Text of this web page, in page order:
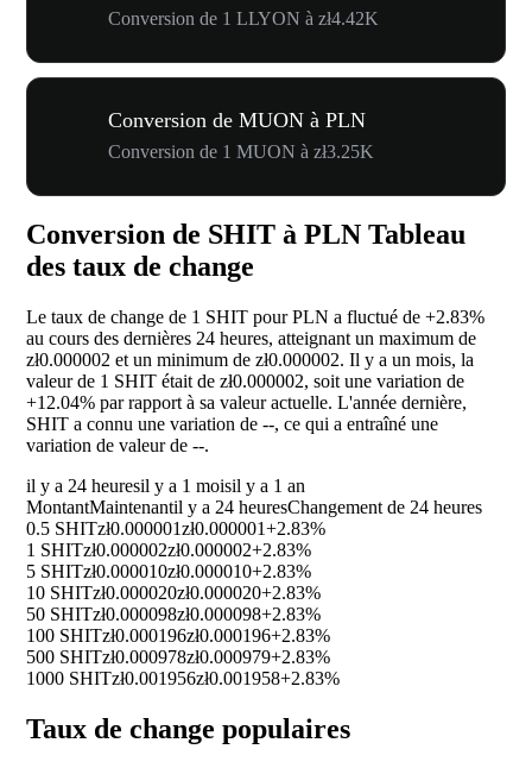
Conversion de 1 LLYON à zł4.42K
Conversion de MUON à PLN
Conversion de 1 MUON à zł3.25K
Conversion de SHIT à PLN Tableau
des taux de change
Le taux de change de 1 SHIT pour PLN a fluctué de +2.83%
au cours des dernières 24 heures, atteignant un maximum de
zł0.000002 et un minimum de zł0.000002. Il y a un mois, la
valeur de 1 SHIT était de zł0.000002, soit une variation de
+12.04% par rapport à sa valeur actuelle. L'année dernière,
SHIT a connu une variation de --, ce qui a entraîné une
variation de valeur de --.
il y a 24 heuresil y a 1 moisil y a 1 an
MontantMaintenantil y a 24 heuresChangement de 24 heures
0.5 SHITzł0.000001zł0.000001+2.83%
1 SHITzł0.000002zł0.000002+2.83%
5 SHITzł0.000010zł0.000010+2.83%
10 SHITzł0.000020zł0.000020+2.83%
50 SHITzł0.000098zł0.000098+2.83%
100 SHITzł0.000196zł0.000196+2.83%
500 SHITzł0.000978zł0.000979+2.83%
1000 SHITzł0.001956zł0.001958+2.83%
Taux de change populaires